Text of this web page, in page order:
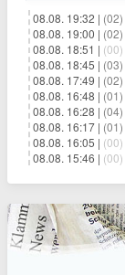
08.08. 19:32 | (02)
08.08. 19:00 | (02)
08.08. 18:51 | (00)
08.08. 18:45 | (03)
08.08. 17:49 | (02)
08.08. 16:48 | (01)
08.08. 16:28 | (04)
08.08. 16:17 | (01)
08.08. 16:05 | (00)
08.08. 15:46 | (00)